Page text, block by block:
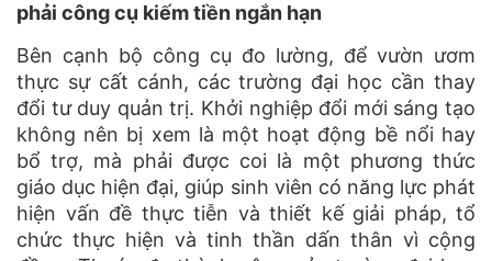
phải công cụ kiếm tiền ngắn hạn
Bên cạnh bộ công cụ đo lường, để vườn ươm
thực sự cất cánh, các trường đại học cần thay
đổi tư duy quản trị. Khởi nghiệp đổi mới sáng tạo
không nên bị xem là một hoạt động bề nổi hay
bổ trợ, mà phải được coi là một phương thức
giáo dục hiện đại, giúp sinh viên có năng lực phát
hiện vấn đề thực tiễn và thiết kế giải pháp, tổ
chức thực hiện và tinh thần dấn thân vì cộng